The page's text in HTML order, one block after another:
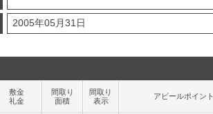
2005年05月31日
敷金
礼金
間取り
面積
間取り
表示
アピールポイント